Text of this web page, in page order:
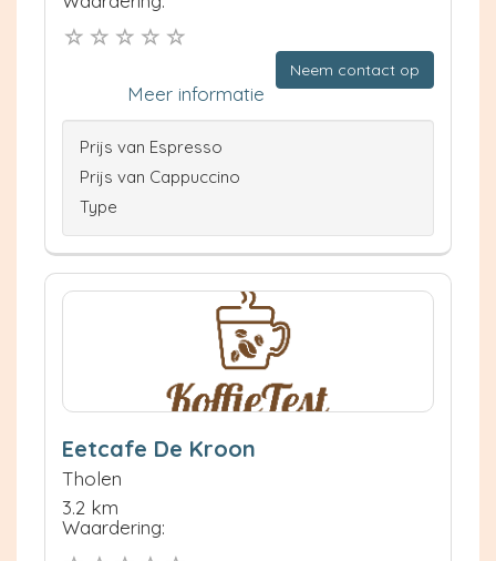
Neem contact op
Meer informatie
Prijs van Espresso
Prijs van Cappuccino
Type
Eetcafe De Kroon
Tholen
3.2 km
Waardering: